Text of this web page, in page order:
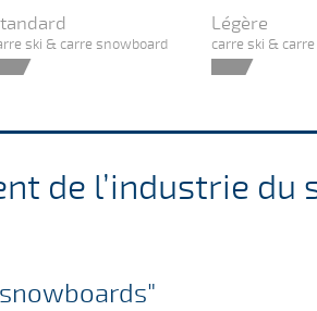
ski & carre snowboard
Légère
carre ski &
de l’industrie du